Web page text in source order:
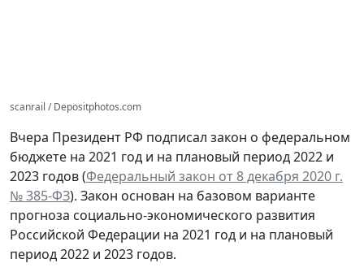
scanrail / Depositphotos.com
Вчера Президент РФ подписал закон о федеральном
бюджете на 2021 год и на плановый период 2022 и
2023 годов (Федеральный закон от 8 декабря 2020 г.
№ 385-ФЗ). Закон основан на базовом варианте
прогноза социально-экономического развития
Российской Федерации на 2021 год и на плановый
период 2022 и 2023 годов.